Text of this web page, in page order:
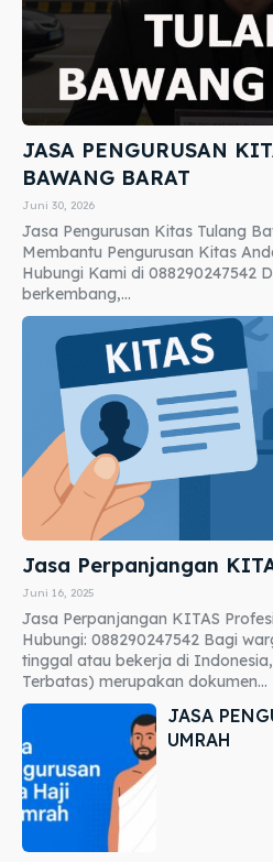
JASA PENGURUSAN
BAWANG BARAT
Juni 30, 2026
Jasa Pengurusan Kitas Tulang
Membantu Pengurusan Kitas
Hubungi Kami di 088290247542
berkembang,...
Jasa Perpanjangan
Juni 16, 2025
Jasa Perpanjangan KITAS
Hubungi: 088290247542 Bagi
tinggal atau bekerja di
Terbatas) merupakan dokumen...
JASA
UMRAH